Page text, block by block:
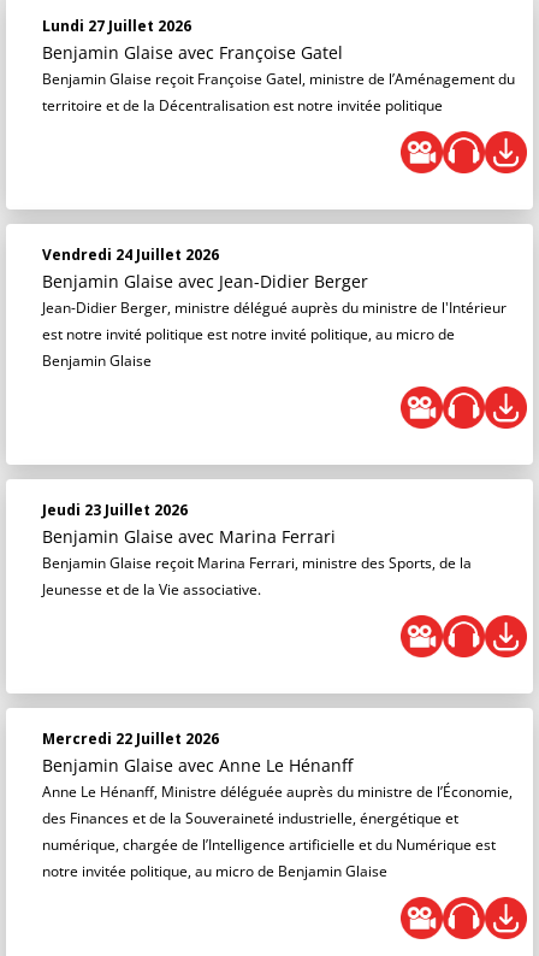
Lundi 27 Juillet 2026
Benjamin Glaise avec Françoise Gatel
Benjamin Glaise reçoit Françoise Gatel, ministre de l’Aménagement du
territoire et de la Décentralisation est notre invitée politique
Vendredi 24 Juillet 2026
Benjamin Glaise avec Jean-Didier Berger
Jean-Didier Berger, ministre délégué auprès du ministre de l'Intérieur
est notre invité politique est notre invité politique, au micro de
Benjamin Glaise
Jeudi 23 Juillet 2026
Benjamin Glaise avec Marina Ferrari
Benjamin Glaise reçoit Marina Ferrari, ministre des Sports, de la
Jeunesse et de la Vie associative.
Mercredi 22 Juillet 2026
Benjamin Glaise avec Anne Le Hénanff
Anne Le Hénanff, Ministre déléguée auprès du ministre de l’Économie,
des Finances et de la Souveraineté industrielle, énergétique et
numérique, chargée de l’Intelligence artificielle et du Numérique est
notre invitée politique, au micro de Benjamin Glaise